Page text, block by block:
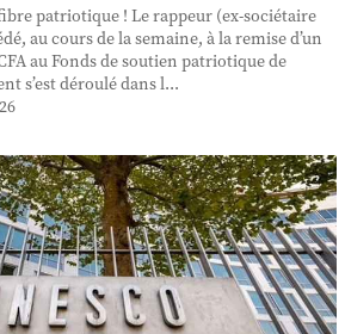
patriotique ! Le rappeur (ex-sociétaire
au cours de la semaine, à la remise d’un
au Fonds de soutien patriotique de
s’est déroulé dans l...